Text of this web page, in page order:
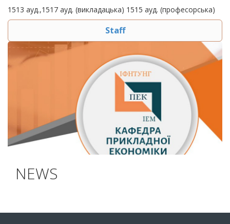
1513 ауд.,1517 ауд. (викладацька) 1515 ауд. (професорська)
Staff
NEWS